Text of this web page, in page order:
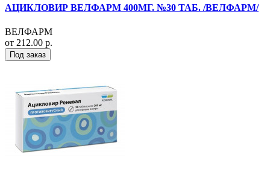
АЦИКЛОВИР ВЕЛФАРМ 400МГ. №30 ТАБ. /ВЕЛФАРМ/
ВЕЛФАРМ
от 212.00 р.
Под заказ